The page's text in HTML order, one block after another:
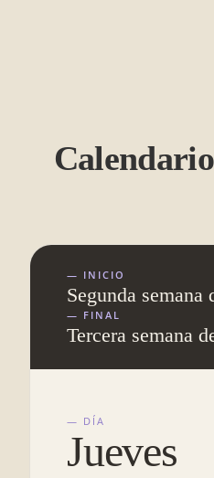
— INICIO
Segunda semana
— FINAL
Tercera semana
— DÍA
Jueves